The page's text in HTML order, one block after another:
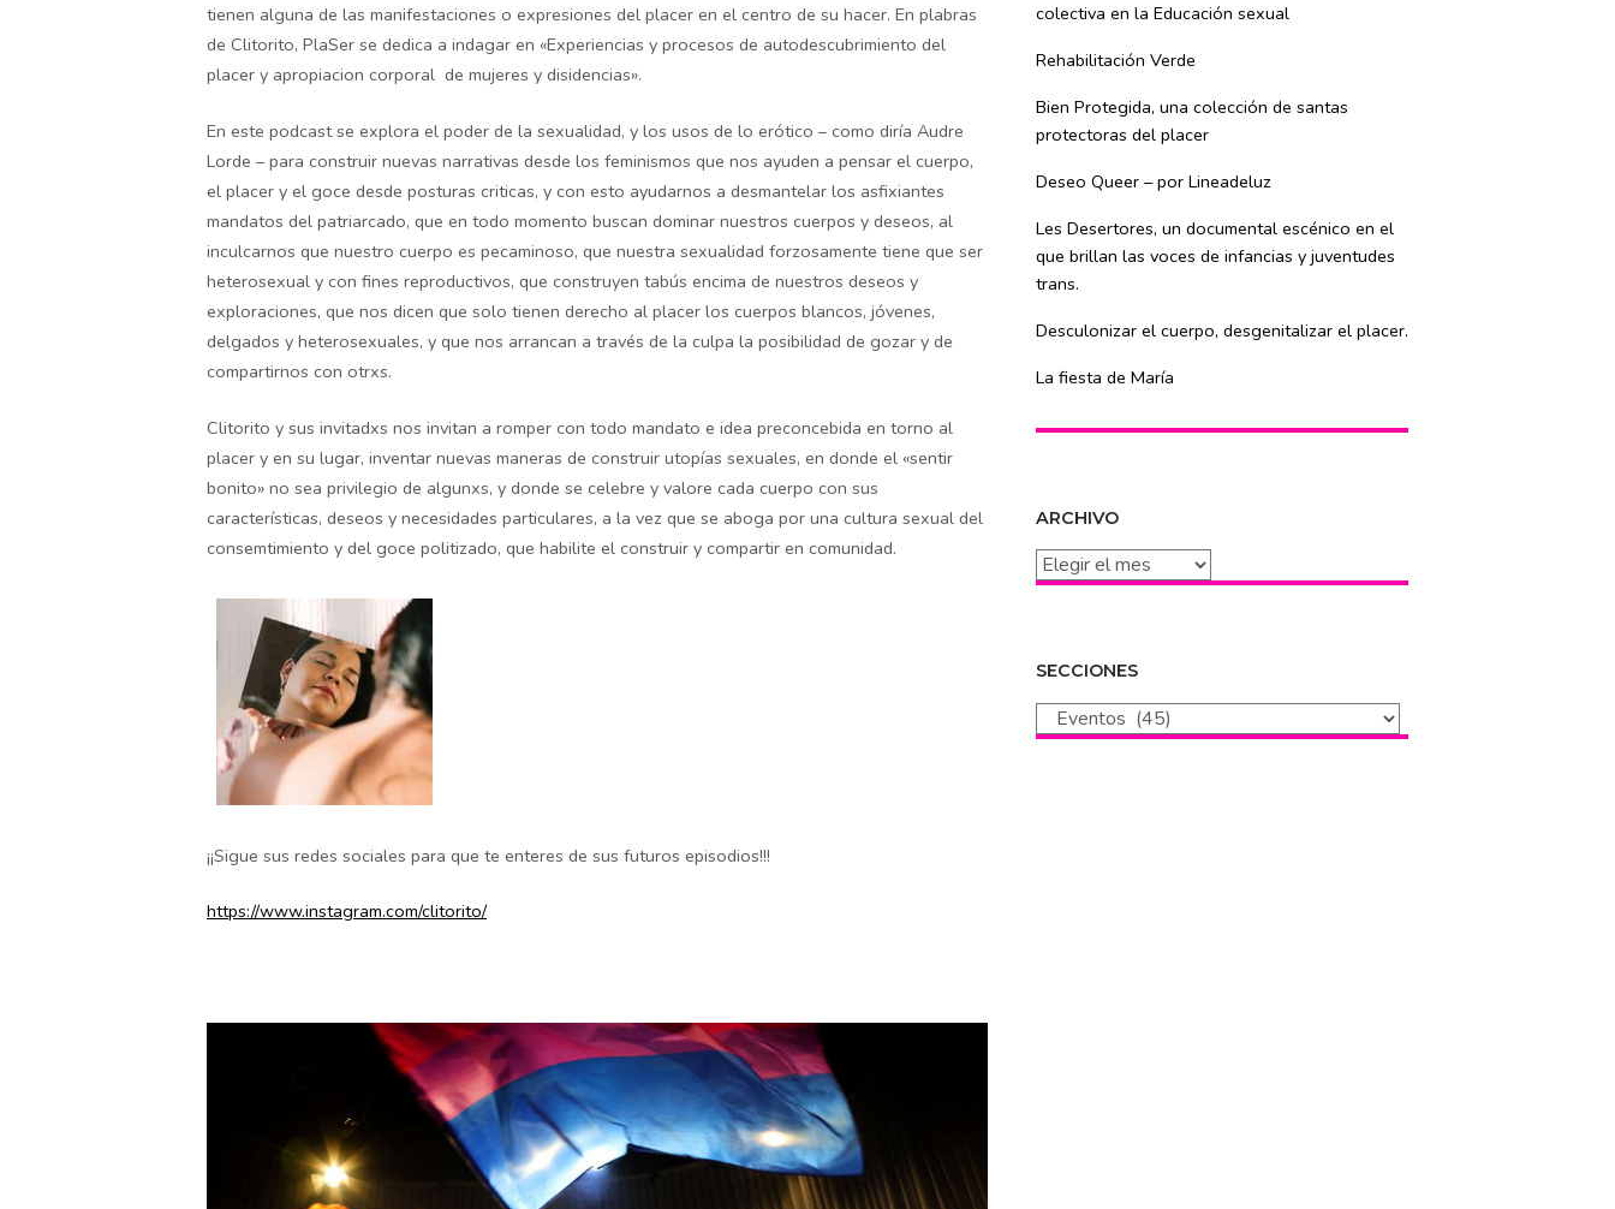
tienen alguna de las manifestaciones o expresiones del placer en el centro de su hacer. En plabras
de Clitorito, PlaSer se dedica a indagar en «Experiencias y procesos de autodescubrimiento del
placer y apropiacion corporal de mujeres y disidencias».
En este podcast se explora el poder de la sexualidad, y los usos de lo erótico – como diría Audre
Lorde – para construir nuevas narrativas desde los feminismos que nos ayuden a pensar el cuerpo,
el placer y el goce desde posturas criticas, y con esto ayudarnos a desmantelar los asfixiantes
mandatos del patriarcado, que en todo momento buscan dominar nuestros cuerpos y deseos, al
inculcarnos que nuestro cuerpo es pecaminoso, que nuestra sexualidad forzosamente tiene que ser
heterosexual y con fines reproductivos, que construyen tabús encima de nuestros deseos y
exploraciones, que nos dicen que solo tienen derecho al placer los cuerpos blancos, jóvenes,
delgados y heterosexuales, y que nos arrancan a través de la culpa la posibilidad de gozar y de
compartirnos con otrxs.
Clitorito y sus invitadxs nos invitan a romper con todo mandato e idea preconcebida en torno al
placer y en su lugar, inventar nuevas maneras de construir utopías sexuales, en donde el «sentir
bonito» no sea privilegio de algunxs, y donde se celebre y valore cada cuerpo con sus
características, deseos y necesidades particulares, a la vez que se aboga por una cultura sexual del
consemtimiento y del goce politizado, que habilite el construir y compartir en comunidad.
¡¡Sigue sus redes sociales para que te enteres de sus futuros episodios!!!
https://www.instagram.com/clitorito/
colectiva en la Educación sexual
Rehabilitación Verde
Bien Protegida, una colección de santas
protectoras del placer
Deseo Queer – por Lineadeluz
Les Desertores, un documental escénico en el
que brillan las voces de infancias y juventudes
trans.
Desculonizar el cuerpo, desgenitalizar el placer.
La fiesta de María
ARCHIVO
Archivo
SECCIONES
Secciones